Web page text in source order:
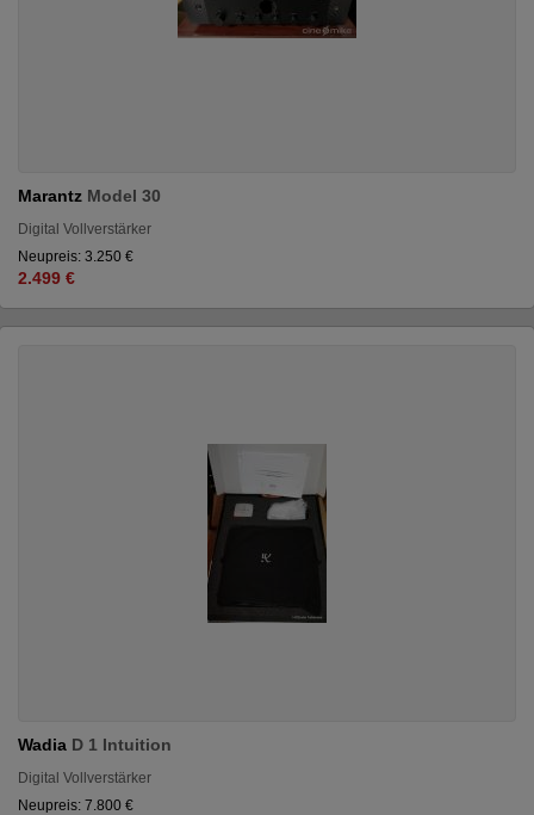
Marantz Model 30
Digital Vollverstärker
Neupreis: 3.250 €
2.499 €
Wadia D 1 Intuition
Digital Vollverstärker
Neupreis: 7.800 €